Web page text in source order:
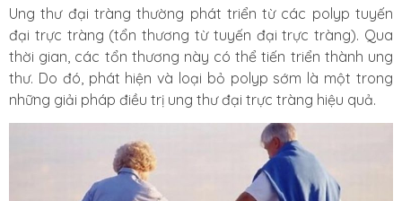
Ung thư đại tràng thường phát triển từ các polyp tuyến
đại trực tràng (tổn thương từ tuyến đại trực tràng). Qua
thời gian, các tổn thương này có thể tiến triển thành ung
thư. Do đó, phát hiện và loại bỏ polyp sớm là một trong
những giải pháp điều trị ung thư đại trực tràng hiệu quả.